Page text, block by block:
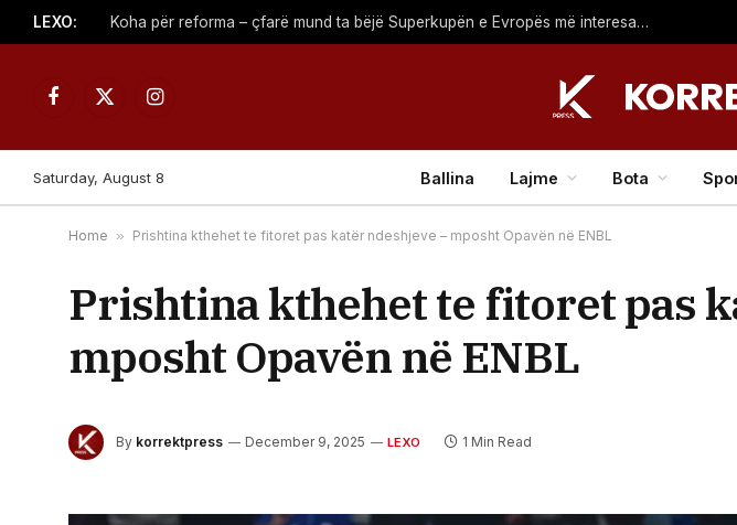
LEXO: Koha për reforma – çfarë mund ta bëjë Superkupën e Evropës më interesante?
Facebook
X
Instagram
Saturday, August 8 Ballina Lajme Bota
Home » Prishtina kthehet te fitoret pas katër ndeshjeve – mposht Opavën në ENBL
Prishtina kthehet te fitoret pas
mposht Opavën në ENBL
By korrektpress December 9, 2025 LEXO 1 Min Read